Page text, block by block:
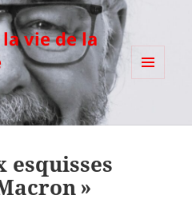
la vie de la
esquisses
»